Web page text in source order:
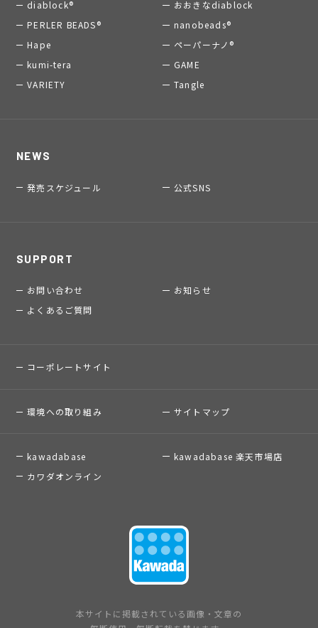
diablock®
おおきなdiablock
PERLER BEADS®
nanobeads®
Hape
ペーパーナノ®
kumi-tera
GAME
VARIETY
Tangle
NEWS
発売スケジュール 公式SNS
SUPPORT
お問い合わせ
お知らせ
よくあるご質問
コーポレートサイト
環境への取り組み サイトマップ
kawadabase
kawadabase 楽天市場店
カワダオンライン
本サイトに掲載されている画像・文章の